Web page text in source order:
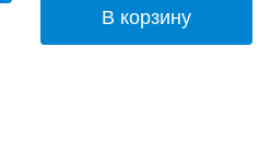
В корзину